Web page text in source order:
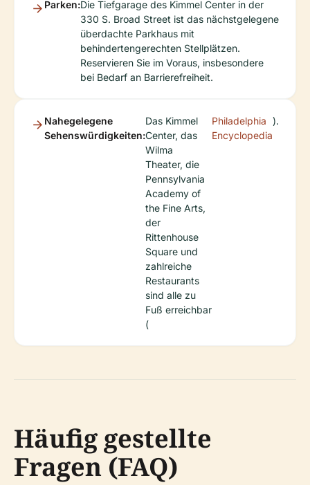
Parken:Die Tiefgarage des Kimmel Center in der
330 S. Broad Street ist das nächstgelegene
überdachte Parkhaus mit
behindertengerechten Stellplätzen.
Reservieren Sie im Voraus, insbesondere
bei Bedarf an Barrierefreiheit.
Nahegelegene
Sehenswürdigkeiten:
Das Kimmel
Center, das
Wilma
Theater, die
Pennsylvania
Academy of
the Fine Arts,
der
Rittenhouse
Square und
zahlreiche
Restaurants
sind alle zu
Fuß erreichbar
(
Philadelphia
Encyclopedia
).
Häufig gestellte
Fragen (FAQ)